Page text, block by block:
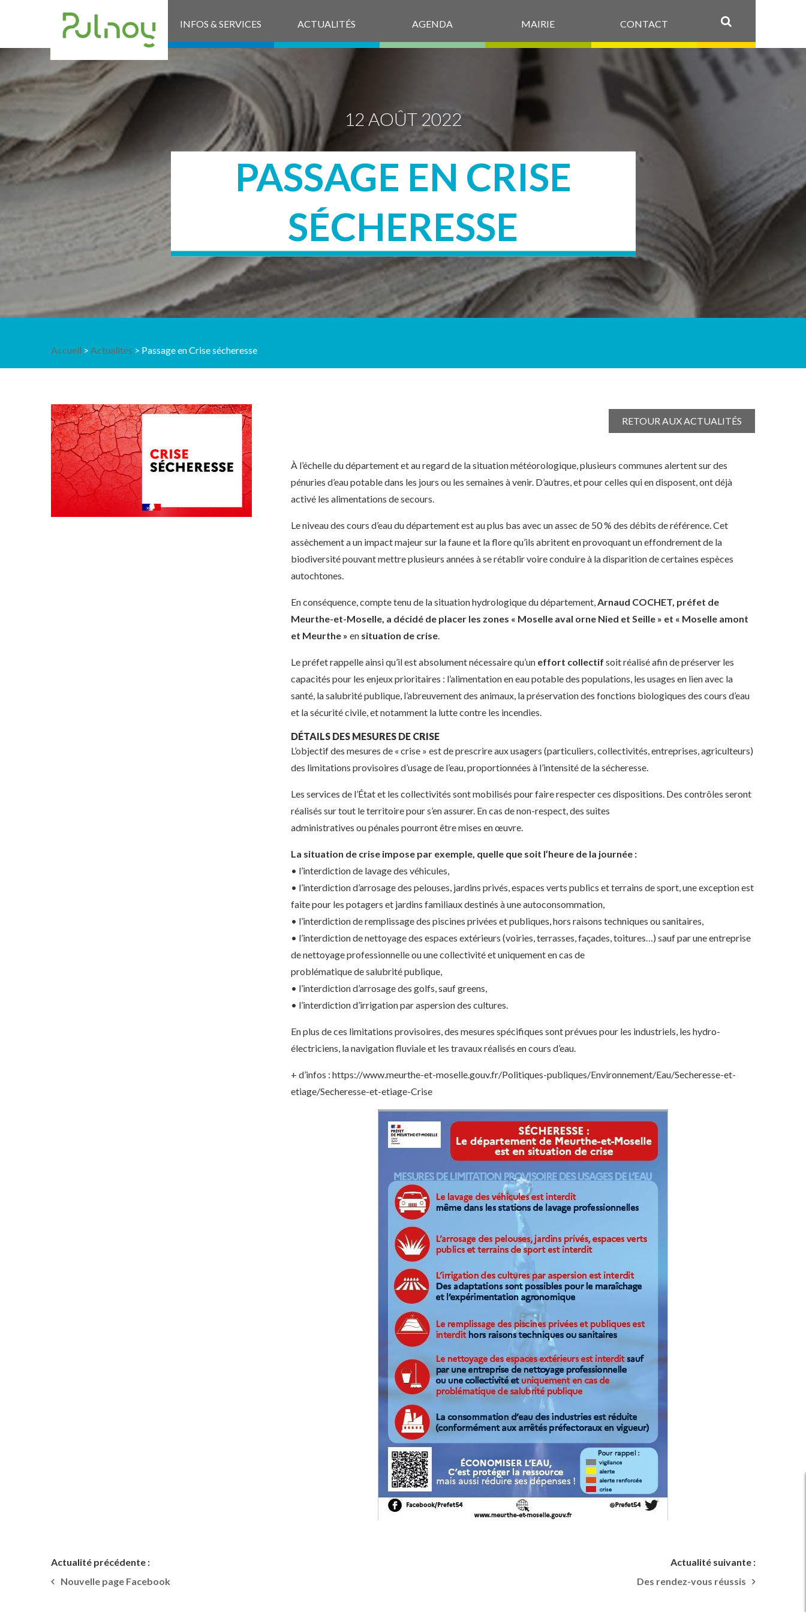
INFOS & SERVICES ACTUALITÉS AGENDA MAIRIE CONTACT
12 AOÛT 2022
PASSAGE EN CRISE
SÉCHERESSE
Accueil > Actualités > Passage en Crise sécheresse
RETOUR AUX ACTUALITÉS
À l’échelle du département et au regard de la situation météorologique, plusieurs communes alertent sur des
pénuries d’eau potable dans les jours ou les semaines à venir. D’autres, et pour celles qui en disposent, ont déjà
activé les alimentations de secours.
Le niveau des cours d’eau du département est au plus bas avec un assec de 50 % des débits de référence. Cet
assèchement a un impact majeur sur la faune et la flore qu’ils abritent en provoquant un effondrement de la
biodiversité pouvant mettre plusieurs années à se rétablir voire conduire à la disparition de certaines espèces
autochtones.
En conséquence, compte tenu de la situation hydrologique du département,Arnaud COCHET, préfet de
Meurthe-et-Moselle, a décidé de placer les zones « Moselle aval orne Nied et Seille » et « Moselle amont
et Meurthe » ensituation de crise.
Le préfet rappelle ainsi qu’il est absolument nécessaire qu’un effort collectif soit réalisé afin de préserver les
capacités pour les enjeux prioritaires : l’alimentation en eau potable des populations, les usages en lien avec la
santé, la salubrité publique, l’abreuvement des animaux, la préservation des fonctions biologiques des cours d’eau
et la sécurité civile, et notamment la lutte contre les incendies.
DÉTAILS DES MESURES DE CRISE
L’objectif des mesures de « crise » est de prescrire aux usagers (particuliers, collectivités, entreprises, agriculteurs)
des limitations provisoires d’usage de l’eau, proportionnées à l’intensité de la sécheresse.
Les services de l’État et les collectivités sont mobilisés pour faire respecter ces dispositions. Des contrôles seront
réalisés sur tout le territoire pour s’en assurer. En cas de non-respect, des suites
administratives ou pénales pourront être mises en œuvre.
La situation de crise impose par exemple, quelle que soit l’heure de la journée :
• l’interdiction de lavage des véhicules,
• l’interdiction d’arrosage des pelouses, jardins privés, espaces verts publics et terrains de sport, une exception est
faite pour les potagers et jardins familiaux destinés à une autoconsommation,
• l’interdiction de remplissage des piscines privées et publiques, hors raisons techniques ou sanitaires,
• l’interdiction de nettoyage des espaces extérieurs (voiries, terrasses, façades, toitures…) sauf par une entreprise
de nettoyage professionnelle ou une collectivité et uniquement en cas de
problématique de salubrité publique,
• l’interdiction d’arrosage des golfs, sauf greens,
• l’interdiction d’irrigation par aspersion des cultures.
En plus de ces limitations provisoires, des mesures spécifiques sont prévues pour les industriels, les hydro-
électriciens, la navigation fluviale et les travaux réalisés en cours d’eau.
+ d’infos : https://www.meurthe-et-moselle.gouv.fr/Politiques-publiques/Environnement/Eau/Secheresse-et-
etiage/Secheresse-et-etiage-Crise
Actualité précédente :
Nouvelle page Facebook
Actualité suivante :
Des rendez-vous réussis